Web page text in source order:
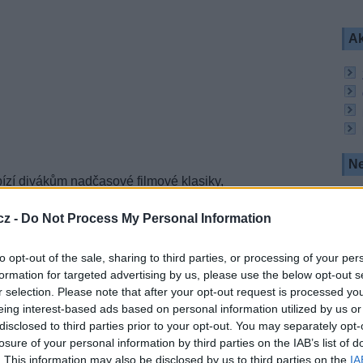
- Do Not Process My Personal Information
opt-out of the sale, sharing to third parties, or processing of your
for targeted advertising by us, please use the below opt-out
selection. Please note that after your opt-out request is processed
interest-based ads based on personal information utilized by us
to third parties prior to your opt-out. You may separately
of your personal information by third parties on the IAB’s list of
This information may also be disclosed by us to third parties on the
divákům nadčasové filmové klasiky,
žánrů pro celou rodinu.
mrtví dostanou na AMC (Vodafone 100) další
Daryl se po sérii násilných událostí vymaní
otázka je, jestli se Carol podaří ho najít. A také
díly sledujte každé pondělí ve 22:00 hodin.
filmových klasik. V říjnu se můžete vrátit v čase
z minulosti. Doporučujeme nevynechat
nebo oscarový hit Revenant